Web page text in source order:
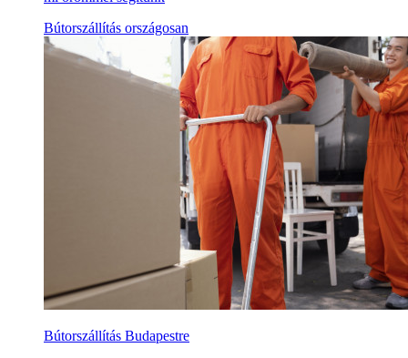
Bútorszállítás országosan
Bútorszállítás Budapestre